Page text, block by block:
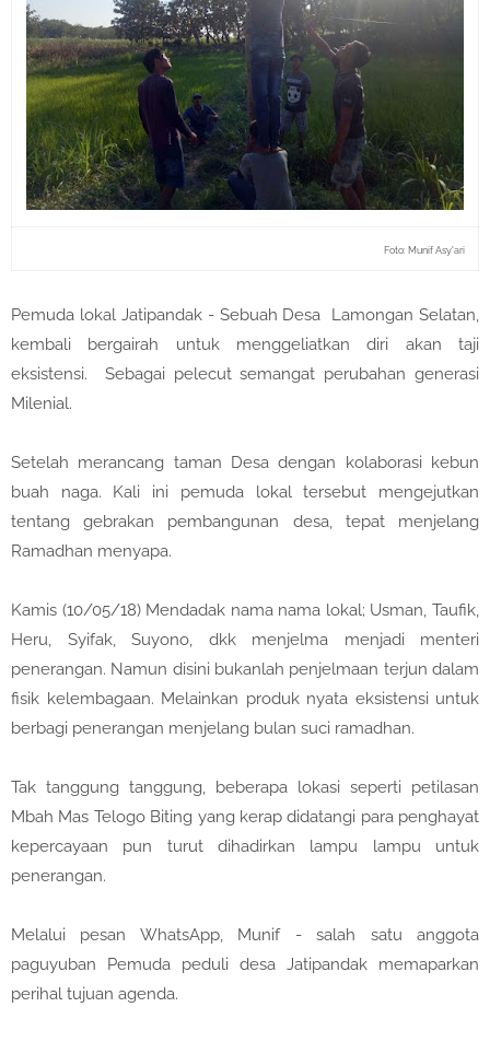
Foto: Munif Asy'ari
Pemuda lokal Jatipandak - Sebuah Desa Lamongan Selatan,
kembali bergairah untuk menggeliatkan diri akan taji
eksistensi. Sebagai pelecut semangat perubahan generasi
Milenial.
Setelah merancang taman Desa dengan kolaborasi kebun
buah naga. Kali ini pemuda lokal tersebut mengejutkan
tentang gebrakan pembangunan desa, tepat menjelang
Ramadhan menyapa.
Kamis (10/05/18) Mendadak nama nama lokal; Usman, Taufik,
Heru, Syifak, Suyono, dkk menjelma menjadi menteri
penerangan. Namun disini bukanlah penjelmaan terjun dalam
fisik kelembagaan. Melainkan produk nyata eksistensi untuk
berbagi penerangan menjelang bulan suci ramadhan.
Tak tanggung tanggung, beberapa lokasi seperti petilasan
Mbah Mas Telogo Biting yang kerap didatangi para penghayat
kepercayaan pun turut dihadirkan lampu lampu untuk
penerangan.
Melalui pesan WhatsApp, Munif - salah satu anggota
paguyuban Pemuda peduli desa Jatipandak memaparkan
perihal tujuan agenda.